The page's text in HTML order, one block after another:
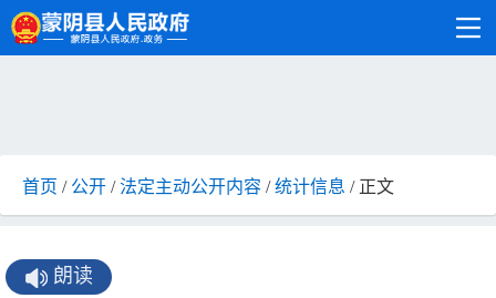
首页 / 公开 /法定主动公开内容 /统计信息 / 正文
朗读